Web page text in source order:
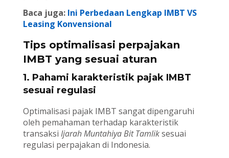
Baca juga: Ini Perbedaan Lengkap IMBT VS
Leasing Konvensional
Tips optimalisasi perpajakan
IMBT yang sesuai aturan
1. Pahami karakteristik pajak IMBT
sesuai regulasi
Optimalisasi pajak IMBT sangat dipengaruhi
oleh pemahaman terhadap karakteristik
transaksi Ijarah Muntahiya Bit Tamliksesuai
regulasi perpajakan di Indonesia.